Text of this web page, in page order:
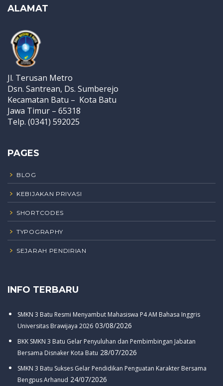
ALAMAT
Jl. Terusan Metro
Dsn. Santrean, Ds. Sumberejo
Kecamatan Batu – Kota Batu
Jawa Timur – 65318
Telp. (0341) 592025
PAGES
BLOG
KEBIJAKAN PRIVASI
SHORTCODES
TYPOGRAPHY
SEJARAH PENDIRIAN
INFO TERBARU
SMKN 3 Batu Resmi Menyambut Mahasiswa P4 AM Bahasa Inggris
Universitas Brawijaya 2026 03/08/2026
BKK SMKN 3 Batu Gelar Penyuluhan dan Pembimbingan Jabatan
Bersama Disnaker Kota Batu 28/07/2026
SMKN 3 Batu Sukses Gelar Pendidikan Penguatan Karakter Bersama
Bengpus Arhanud 24/07/2026